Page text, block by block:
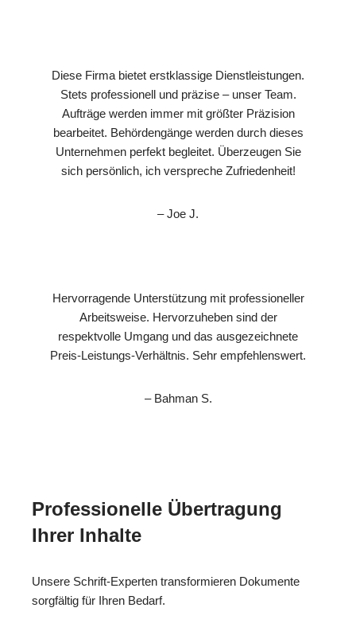
Diese Firma bietet erstklassige Dienstleistungen.
Stets professionell und präzise – unser Team.
Aufträge werden immer mit größter Präzision
bearbeitet. Behördengänge werden durch dieses
Unternehmen perfekt begleitet. Überzeugen Sie
sich persönlich, ich verspreche Zufriedenheit!
– Joe J.
Hervorragende Unterstützung mit professioneller
Arbeitsweise. Hervorzuheben sind der
respektvolle Umgang und das ausgezeichnete
Preis-Leistungs-Verhältnis. Sehr empfehlenswert.
– Bahman S.
Professionelle Übertragung
Ihrer Inhalte
Unsere Schrift-Experten transformieren Dokumente
sorgfältig für Ihren Bedarf.